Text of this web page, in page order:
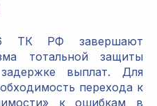
ТК РФ завершают
тотальной защиты
выплат. Для
перехода к
к ошибкам в